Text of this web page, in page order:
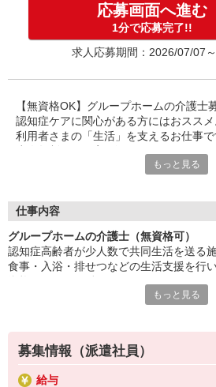
応募画面へ進む
1分で応募完了!!
求人応募期間：2026/07/07
【無資格OK】グループホームの介護士
認知症ケアに関心がある方にはおススメ
利用者さまの「生活」を支えるお仕事で
利用者さまの生活全般のサポート。
資格取得も積極的に支援いたします。
働く意欲があれば資格は不問！
温かいチームの一員になりませんか？
人柄重視の採用を行っています。
もっと見る
仕事内容
グループホームの介護士（無資格可）
認知症高齢者が少人数で共同生活を送る施
食事・入浴・排せつなどの生活支援を行い
認知症ケアの理解やコミュニケーション
人柄や思いやりが重視されます♪
もっと見る
募集情報（派遣社員）
給与